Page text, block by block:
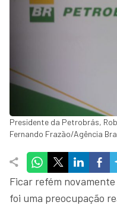
Presidente da Petrobrás,
Fernando Frazão/Agência
Ficar refém
foi uma preocupação